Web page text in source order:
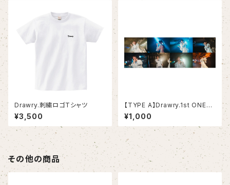
Drawry.刺繍ロゴTシャツ
¥3,500
【TYPE A】Drawry.1st ONEM
AN LIVE「I Believe」ブロマイ
ドセット【TYPE A全員分ご購入
で集合写真TYPE A ver.プレゼ
ント】
¥1,000
その他の商品